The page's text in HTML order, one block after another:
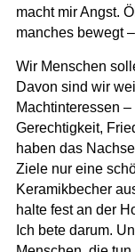
macht mir Angst.
manches bewegt
Wir Menschen
Davon sind wir
Machtinteressen
Gerechtigkeit,
haben das
Ziele nur eine
Keramikbecher
halte fest an der
Ich bete darum.